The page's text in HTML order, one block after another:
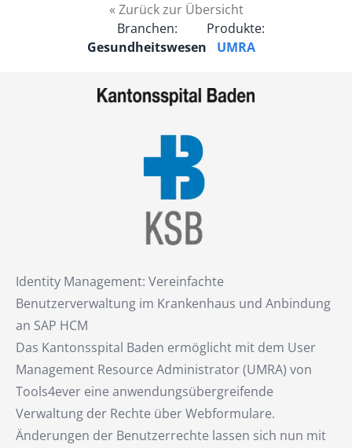
« Zurück zur Übersicht
Branchen:
Gesundheitswesen
Produkte:
UMRA
Identity Management: Vereinfachte
Benutzerverwaltung im Krankenhaus und Anbindung
an SAP HCM
Das Kantonsspital Baden ermöglicht mit dem User
Management Resource Administrator (UMRA) von
Tools4ever eine anwendungsübergreifende
Verwaltung der Rechte über Webformulare.
Änderungen der Benutzerrechte lassen sich nun mit